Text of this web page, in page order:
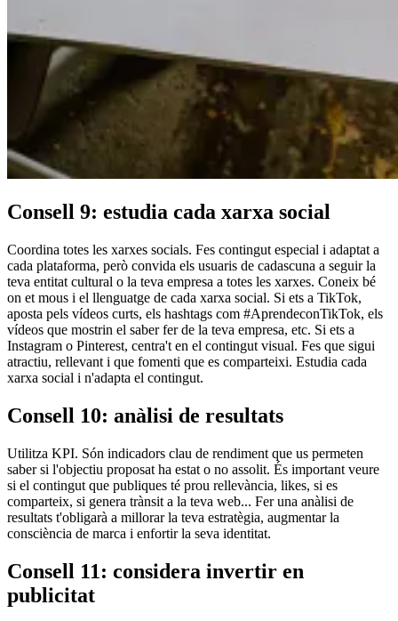
Consell 9: estudia cada xarxa social
Coordina totes les xarxes socials. Fes contingut especial i adaptat a
cada plataforma, però convida els usuaris de cadascuna a seguir la
teva entitat cultural o la teva empresa a totes les xarxes. Coneix bé
on et mous i el llenguatge de cada xarxa social. Si ets a TikTok,
aposta pels vídeos curts, els hashtags com #AprendeconTikTok, els
vídeos que mostrin el saber fer de la teva empresa, etc. Si ets a
Instagram o Pinterest, centra't en el contingut visual. Fes que sigui
atractiu, rellevant i que fomenti que es comparteixi. Estudia cada
xarxa social i n'adapta el contingut.
Consell 10: anàlisi de resultats
Utilitza KPI. Són indicadors clau de rendiment que us permeten
saber si l'objectiu proposat ha estat o no assolit. És important veure
si el contingut que publiques té prou rellevància, likes, si es
comparteix, si genera trànsit a la teva web... Fer una anàlisi de
resultats t'obligarà a millorar la teva estratègia, augmentar la
consciència de marca i enfortir la seva identitat.
Consell 11: considera invertir en
publicitat